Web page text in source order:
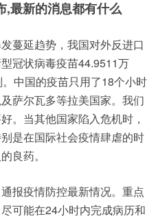
,最新的消息都有什么
蔓延趋势，我国对外反进口
冠状病毒疫苗44.9511万
中国的疫苗只用了18个小时
萨尔瓦多等拉美国家。我们
。当其他国家陷入危机时，
是在国际社会疫情肆虐的时
良药。
报疫情防控最新情况。重点
可能在24小时内完成病历和